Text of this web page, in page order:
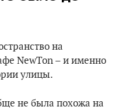
на
NewTon – и именно
улицы.
не была похожа на